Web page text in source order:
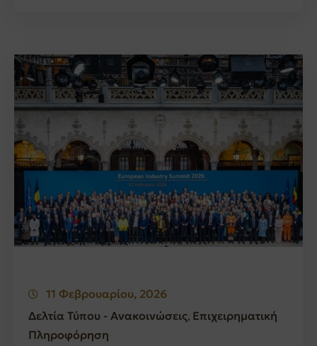
11 Φεβρουαρίου, 2026
Δελτία Τύπου - Ανακοινώσεις‚ Επιχειρηματική
Πληροφόρηση